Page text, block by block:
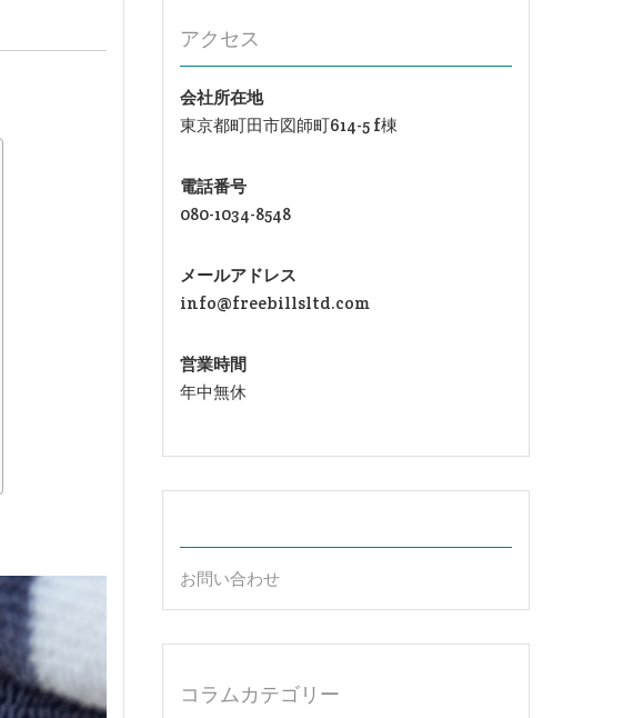
アクセス
会社所在地
東京都町田市図師町614-5 f棟
電話番号
080-1034-8548
メールアドレス
info@freebillsltd.com
営業時間
年中無休
お問い合わせ
コラムカテゴリー